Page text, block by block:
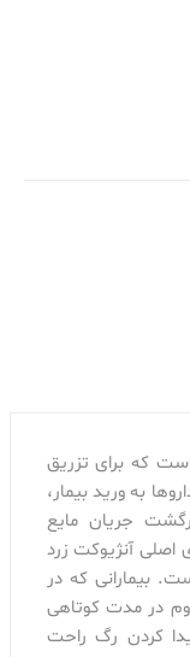
که برای تزریق
به ورید بیمار،
جریان مایع
اصلی آنژیوکت زرد
بیمارانی که در
در مدت کوتاهی
کردن رگ راحت